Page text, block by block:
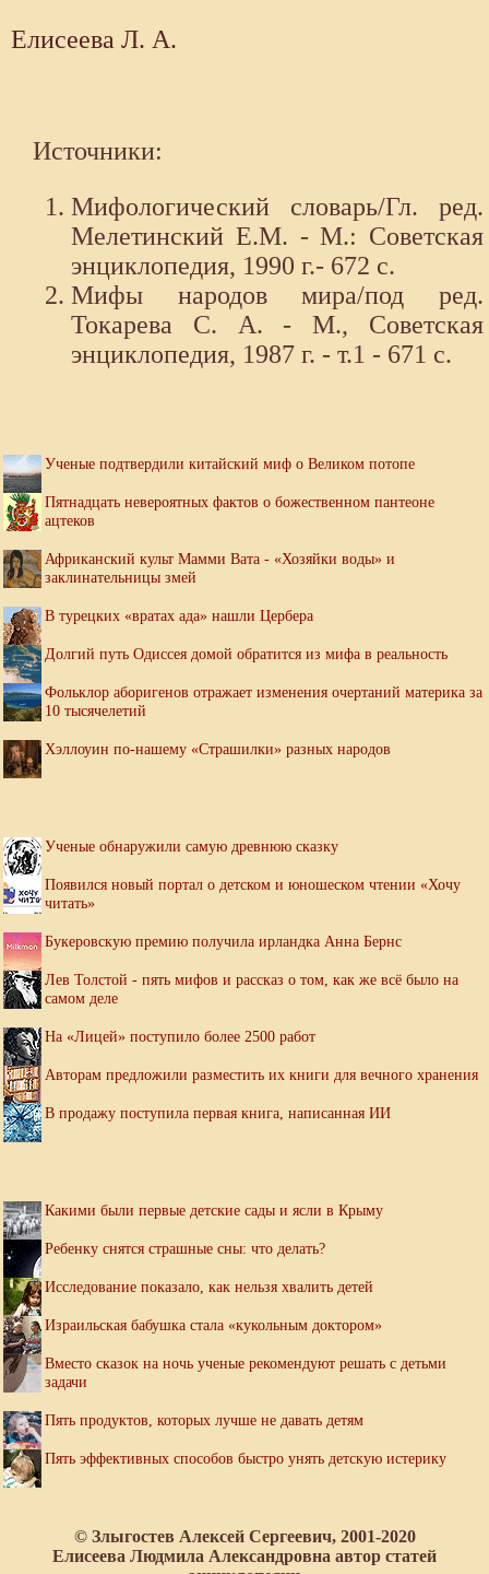
Елисеева Л. А.
Источники:
Мифологический словарь/Гл. ред.
Мелетинский Е.М. - М.: Советская
энциклопедия, 1990 г.- 672 с.
Мифы народов мира/под ред.
Токарева С. А. - М., Советская
энциклопедия, 1987 г. - т.1 - 671 с.
Ученые подтвердили китайский миф о Великом потопе
Пятнадцать невероятных фактов о божественном пантеоне
ацтеков
Африканский культ Мамми Вата - «Хозяйки воды» и
заклинательницы змей
В турецких «вратах ада» нашли Цербера
Долгий путь Одиссея домой обратится из мифа в реальность
Фольклор аборигенов отражает изменения очертаний материка за
10 тысячелетий
Хэллоуин по-нашему «Страшилки» разных народов
Ученые обнаружили самую древнюю сказку
Появился новый портал о детском и юношеском чтении «Хочу
читать»
Букеровскую премию получила ирландка Анна Бернс
Лев Толстой - пять мифов и рассказ о том, как же всё было на
самом деле
На «Лицей» поступило более 2500 работ
Авторам предложили разместить их книги для вечного хранения
В продажу поступила первая книга, написанная ИИ
Какими были первые детские сады и ясли в Крыму
Ребенку снятся страшные сны: что делать?
Исследование показало, как нельзя хвалить детей
Израильская бабушка стала «кукольным доктором»
Вместо сказок на ночь ученые рекомендуют решать с детьми
задачи
Пять продуктов, которых лучше не давать детям
Пять эффективных способов быстро унять детскую истерику
© Злыгостев Алексей Сергеевич, 2001-2020
Елисеева Людмила Александровна автор статей